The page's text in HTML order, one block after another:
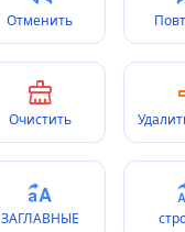
Отменить
Очистить
ЗАГЛАВНЫЕ